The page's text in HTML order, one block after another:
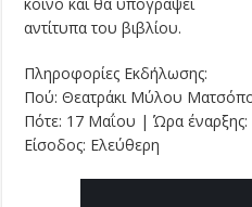
κοινό και θα υπογράψει
αντίτυπα του βιβλίου.
Πληροφορίες Εκδήλωσης:
Πού: Θεατράκι Μύλου
Πότε: 17 Μαΐου | Ώρα έναρξης:
Είσοδος: Ελεύθερη